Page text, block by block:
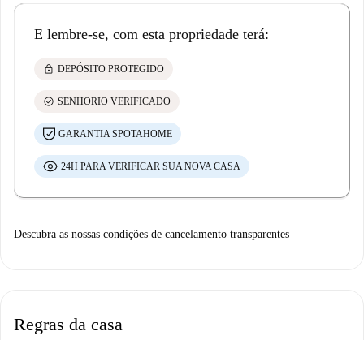
E lembre-se, com esta propriedade terá:
lock DEPÓSITO PROTEGIDO
check_circle SENHORIO VERIFICADO
GARANTIA SPOTAHOME
24H PARA VERIFICAR SUA NOVA CASA
Descubra as nossas condições de cancelamento transparentes
Regras da casa